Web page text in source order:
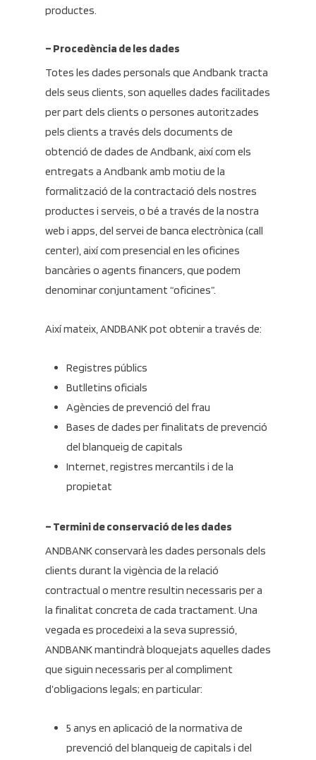
productes.
– Procedència de les dades
Totes les dades personals que Andbank tracta
dels seus clients, son aquelles dades facilitades
per part dels clients o persones autoritzades
pels clients a través dels documents de
obtenció de dades de Andbank, així com els
entregats a Andbank amb motiu de la
formalització de la contractació dels nostres
productes i serveis, o bé a través de la nostra
web i apps, del servei de banca electrònica (call
center), així com presencial en les oficines
bancàries o agents financers, que podem
denominar conjuntament “oficines”.
Així mateix, ANDBANK pot obtenir a través de:
Registres públics
Butlletins oficials
Agències de prevenció del frau
Bases de dades per finalitats de prevenció
del blanqueig de capitals
Internet, registres mercantils i de la
propietat
– Termini de conservació de les dades
ANDBANK conservarà les dades personals dels
clients durant la vigència de la relació
contractual o mentre resultin necessaris per a
la finalitat concreta de cada tractament. Una
vegada es procedeixi a la seva supressió,
ANDBANK mantindrà bloquejats aquelles dades
que siguin necessaris per al compliment
d’obligacions legals; en particular:
5 anys en aplicació de la normativa de
prevenció del blanqueig de capitals i del